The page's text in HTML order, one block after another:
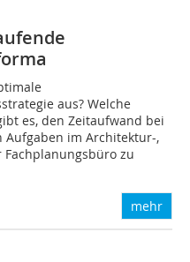
aus? Welche
es, den Zeitaufwand bei
im Architektur-,
zu
mehr